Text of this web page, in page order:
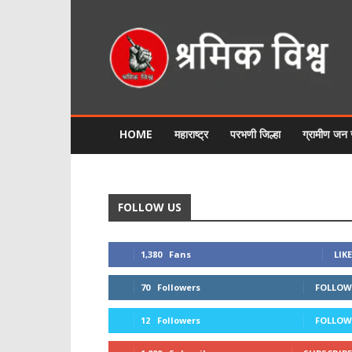
श्रमिक
विश्व
HOME महाराष्ट्र परभणी जिल्हा ग्रामीण जन
FOLLOW US
1,380 Fans LIKE
70 Followers FOLLOW
12 Followers FOLLOW